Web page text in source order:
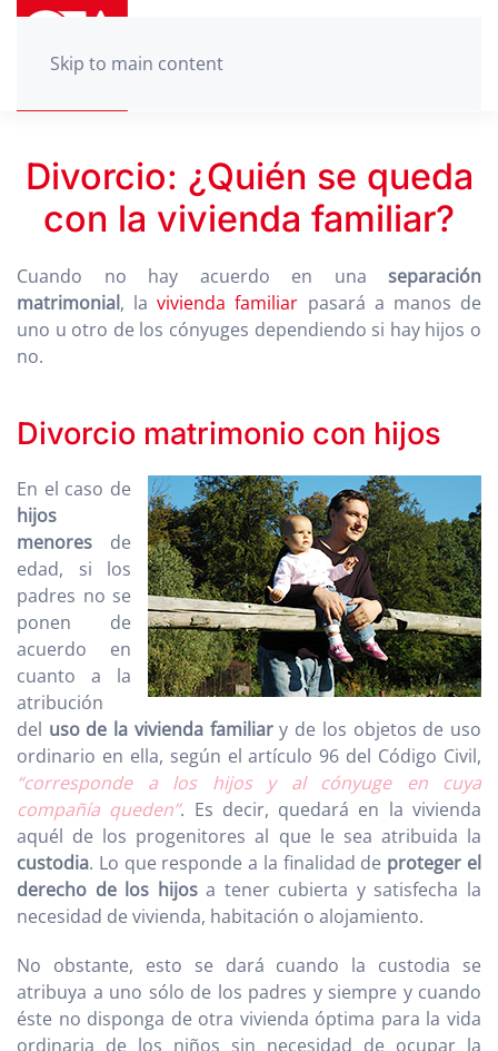
Skip to main content
Divorcio: ¿Quién se queda
con la vivienda familiar?
Cuando no hay acuerdo en una separación
matrimonial, lavivienda familiar pasará a manos de
uno u otro de los cónyuges dependiendo si hay hijos o
no.
Divorcio matrimonio con hijos
En el caso de
hijos
menores de
edad, si los
padres no se
ponen de
acuerdo en
cuanto a la
atribución
del uso de la vivienda familiary de los objetos de uso
ordinario en ella, según el artículo 96 del Código Civil,
“corresponde a los hijos y al cónyuge en cuya
compañía queden”. Es decir, quedará en la vivienda
aquél de los progenitores al que le sea atribuida la
custodia. Lo que responde a la finalidad de proteger el
derecho de los hijosa tener cubierta y satisfecha la
necesidad de vivienda, habitación o alojamiento.
No obstante, esto se dará cuando la custodia se
atribuya a uno sólo de los padres y siempre y cuando
éste no disponga de otra vivienda óptima para la vida
ordinaria de los niños sin necesidad de ocupar la